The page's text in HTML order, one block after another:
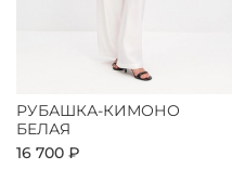
РУБАШКА-КИМОНО
БЕЛАЯ
16 700 ₽